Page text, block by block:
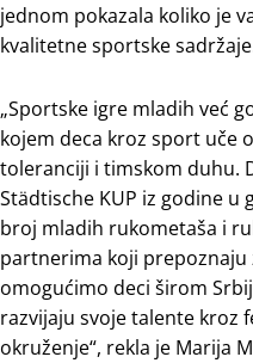
jednom pokazala koliko je
kvalitetne sportske
„Sportske igre mladih već
kojem deca kroz sport uče
toleranciji i timskom duhu.
Städtische KUP iz godine u
broj mladih rukometaša i
partnerima koji
omogućimo deci širom
razvijaju svoje talente kroz
okruženje“, rekla je Marija